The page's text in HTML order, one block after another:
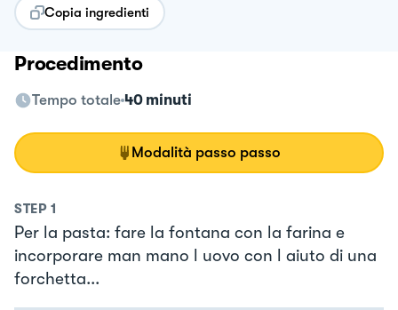
Copia ingredienti
Procedimento
Tempo totale 40 minuti
Modalità passo passo
STEP 1
Per la pasta: fare la fontana con la farina e
incorporare man mano l uovo con l aiuto di una
forchetta...